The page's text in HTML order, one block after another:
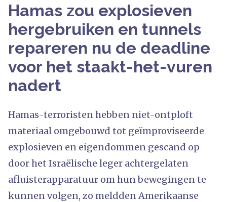
Hamas zou explosieven
hergebruiken en tunnels
repareren nu de deadline
voor het staakt-het-vuren
nadert
Hamas-terroristen hebben niet-ontploft
materiaal omgebouwd tot geïmproviseerde
explosieven en eigendommen gescand op
door het Israëlische leger achtergelaten
afluisterapparatuur om hun bewegingen te
kunnen volgen, zo meldden Amerikaanse